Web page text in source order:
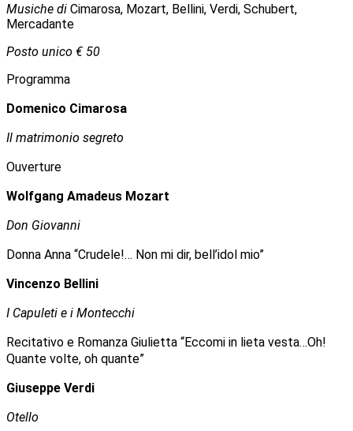
Musiche di Cimarosa, Mozart, Bellini, Verdi, Schubert,
Mercadante
Posto unico € 50
Programma
Domenico Cimarosa
Il matrimonio segreto
Ouverture
Wolfgang Amadeus Mozart
Don Giovanni
Donna Anna “Crudele!… Non mi dir, bell’idol mio”
Vincenzo Bellini
I Capuleti e i Montecchi
Recitativo e Romanza Giulietta “Eccomi in lieta vesta…Oh!
Quante volte, oh quante”
Giuseppe Verdi
Otello